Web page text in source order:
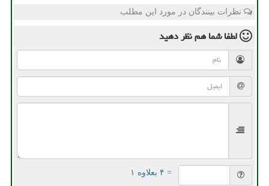
نظرات بینندگان در مورد این مطلب
لطفا شما همنظر دهید
= ۴ بعلاوه ۱